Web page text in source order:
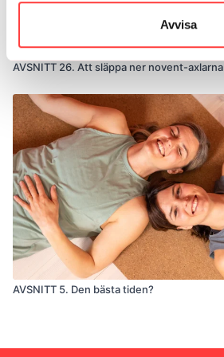
Avvisa
AVSNITT 26. Att släppa ner novent-axlarna
AVSNITT 5. Den bästa tiden?